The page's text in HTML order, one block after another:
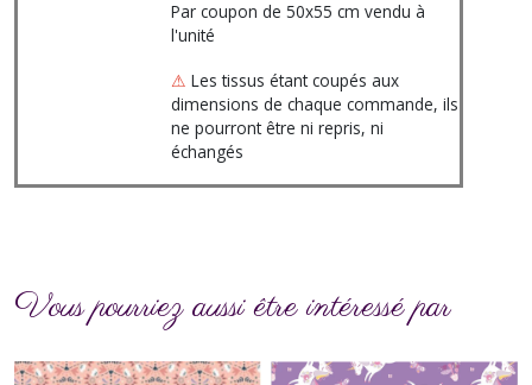
Par coupon de 50x55 cm vendu à
l'unité
⚠ Les tissus étant coupés aux
dimensions de chaque commande, ils
ne pourront être ni repris, ni
échangés
Vous pourriez aussi être intéressé par